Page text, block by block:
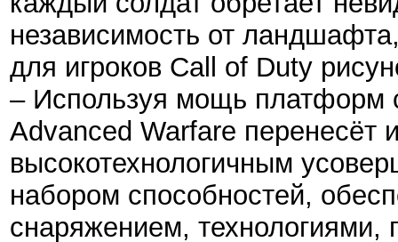
независимость от
для игроков Call of Duty
– Используя мощь платформ
Advanced Warfare перенесёт
высокотехнологичным
набором способностей,
снаряжением, технологиями,